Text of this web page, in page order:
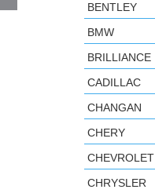
BENTLEY
BMW
BRILLIANCE
CADILLAC
CHANGAN
CHERY
CHEVROLET
CHRYSLER